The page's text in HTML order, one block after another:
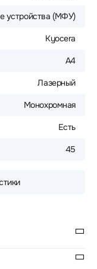
устройства (МФУ)
Kyocera
А4
Лазерный
Монохромная
Есть
45